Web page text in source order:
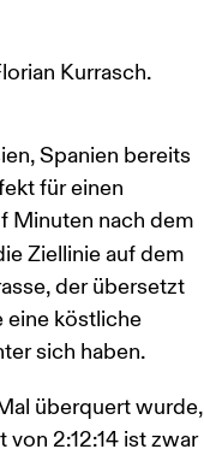
Kurrasch.
Spanien bereits
für einen
Minuten nach dem
Ziellinie auf dem
der übersetzt
eine köstliche
sich haben.
überquert wurde,
von 2:12:14 ist zwar